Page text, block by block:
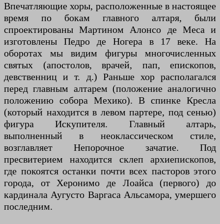
Впечатляющие хоры, расположенные в настоящее
время по бокам главного алтаря, были
спроектированы Мартином Алонсо де Меса и
изготовлены Педро де Ногера в 17 веке. На
оборотах мы видим фигуры многочисленных
святых (апостолов, врачей, пап, епископов,
девственниц и т. д.) Раньше хор располагался
перед главным алтарем (положение аналогично
положению собора Мехико). В спинке Кресла
(который находится в левом партере, под сенью)
фигура Искупителя. Главный алтарь,
выполненный в неоклассическом стиле,
возглавляет Непорочное зачатие. Под
пресвитерием находится склеп архиепископов,
где покоятся останки почти всех пасторов этого
города, от Херонимо де Лоайса (первого) до
кардинала Аугусто Варгаса Альсамора, умершего
последним.